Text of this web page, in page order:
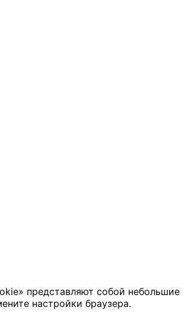
представляют собой небольшие
настройки браузера.